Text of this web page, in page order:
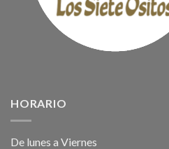
HORARIO
De lunes a Viernes